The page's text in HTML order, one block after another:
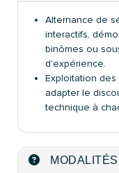
Alternance de
interactifs,
binômes ou
d'expérience.
Exploitation
adapter le
technique à